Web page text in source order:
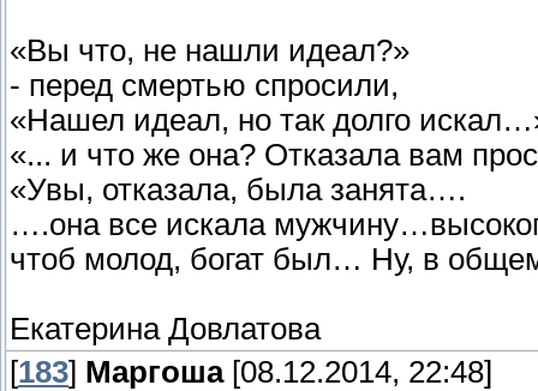
«Вы что, не нашли идеал?»
- перед смертью спросили,
«Нашел идеал, но так долго
«... и что же она? Отказала вам
«Увы, отказала, была занята….
….она все искала
чтоб молод, богат был… Ну, в
Екатерина Довлатова
[183] Маргоша[08.12.2014, 22:48]